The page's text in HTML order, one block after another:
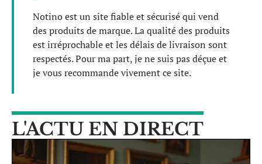
Notino est un site fiable et sécurisé qui vend
des produits de marque. La qualité des produits
est irréprochable et les délais de livraison sont
respectés. Pour ma part, je ne suis pas déçue et
je vous recommande vivement ce site.
L'ACTU EN DIRECT